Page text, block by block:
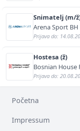
Snimatelj (m/
Arena Sport BH
Prijava do:
Hostesa (ž)
Bosnian House
Prijava do:
Početna
Impressum